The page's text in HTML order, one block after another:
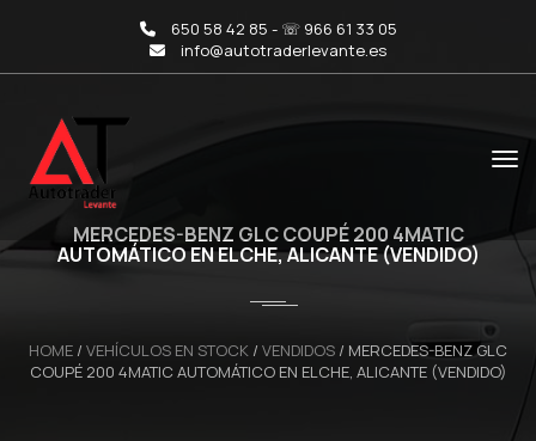
650 58 42 85 - ☏ 966 61 33 05
info@autotraderlevante.es
MERCEDES-BENZ GLC COUPÉ 200 4MATIC
AUTOMÁTICO EN ELCHE, ALICANTE (VENDIDO)
HOME / VEHÍCULOS EN STOCK / VENDIDOS / MERCEDES-BENZ GLC
COUPÉ 200 4MATIC AUTOMÁTICO EN ELCHE, ALICANTE (VENDIDO)